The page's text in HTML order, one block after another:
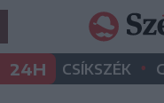
24H CSÍKSZÉK •